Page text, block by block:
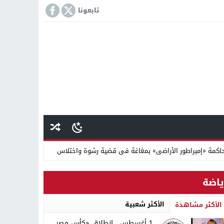
تابعونا
«إمبراطور الأراضى» بمغاغة فى قضية رشوة واختلاس
دينية سودانية
الأكثر مشاهدة الأكثر شعبية